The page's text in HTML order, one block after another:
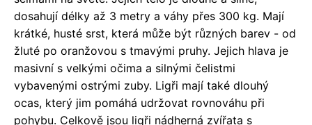
dosahují délky až 3 metry a váhy přes 300 kg. Mají
krátké, husté srst, která může být různých barev - od
žluté po oranžovou s tmavými pruhy. Jejich hlava je
masivní s velkými očima a silnými čelistmi
vybavenými ostrými zuby. Ligři mají také dlouhý
ocas, který jim pomáhá udržovat rovnováhu při
pohybu. Celkově jsou ligři nádherná zvířata s